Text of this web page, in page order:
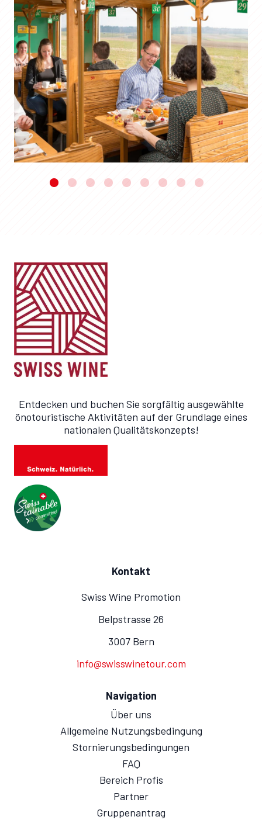
Entdecken und buchen Sie sorgfältig ausgewählte
önotouristische Aktivitäten auf der Grundlage eines
nationalen Qualitätskonzepts!
Kontakt
Swiss Wine Promotion
Belpstrasse 26
3007 Bern
info@swisswinetour.com
Navigation
Über uns
Allgemeine Nutzungsbedingung
Stornierungsbedingungen
FAQ
Bereich Profis
Partner
Gruppenantrag